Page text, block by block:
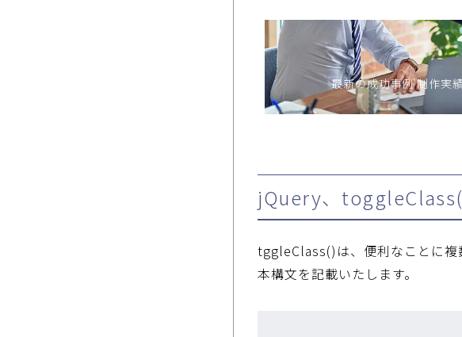
最新の成功事例 制作実
jQuery、
tggleClass()は、便利なことに複
本構文を記載いたします。